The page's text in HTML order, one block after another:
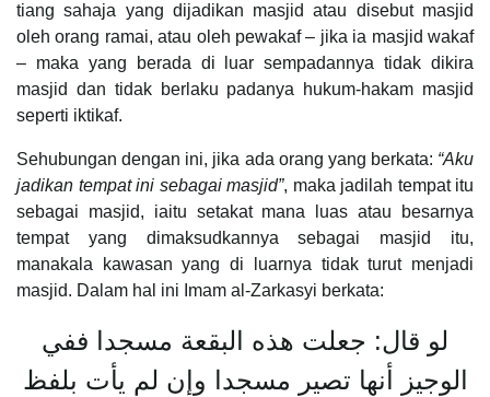
tiang sahaja yang dijadikan masjid atau disebut masjid
oleh orang ramai, atau oleh pewakaf – jika ia masjid wakaf
– maka yang berada di luar sempadannya tidak dikira
masjid dan tidak berlaku padanya hukum-hakam masjid
seperti iktikaf.
Sehubungan dengan ini, jika ada orang yang berkata: “Aku
jadikan tempat ini sebagai masjid”, maka jadilah tempat itu
sebagai masjid, iaitu setakat mana luas atau besarnya
tempat yang dimaksudkannya sebagai masjid itu,
manakala kawasan yang di luarnya tidak turut menjadi
masjid. Dalam hal ini Imam al-Zarkasyi berkata:
لو قال: جعلت هذه البقعة مسجدا ففي
الوجيز أنها تصير مسجدا وإن لم يأت بلفظ